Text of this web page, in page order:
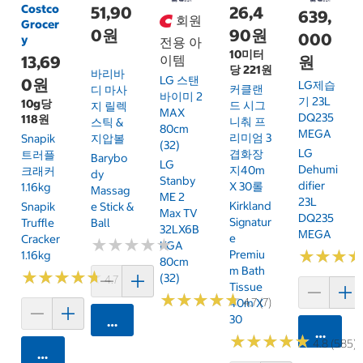
Costco
Grocer
y
13,69
0원
10g당
118원
Snapik
트러플
크래커
1.16kg
Snapik
Truffle
Cracker
1.16kg
★★★★★
★★★★★4.7 (159)
카트에 담기
51,90
0원
바리바
디 마사
지 릴렉
스틱 &
지압볼
Barybo
Dy
Massag
E Stick &
Ball
★★★★★
★★★★★
카트에 담기
회원
전용 아
이템
LG 스탠
바이미 2
MAX
80cm
(32)
LG
Stanby
ME 2
Max TV
32LX6B
KGA
80cm
(32)
★★★★★
★★★★★4.7 (7)
26,4
90원
10미터
당 221원
커클랜
드 시그
니춰 프
리미엄 3
겹화장
지40m
X 30롤
Kirkland
Signatur
E
Premiu
M Bath
Tissue
40m X
30
★★★★★
★★★★★ 4.8 (585)
639,
000
원
LG제습
기 23L
DQ235
MEGA
LG
Dehumi
Difier
23L
DQ235
MEGA
★★★
★★★
카트에